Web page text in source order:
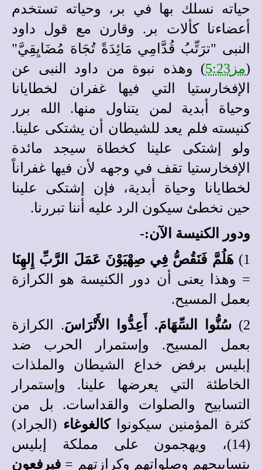
حياته نسلك بها في بر، وحياته تستخدم
أعضاءنا كألات بر. وقارن مع قول داود
النبى "ترَتِّبُ قُدَّامِي مَائِدَةً تُجَاهَ مُضَايِقِيَّ"
(مز5:23
) وهذه نبوة من داود النبى عن
الإفخارستيا التي فيها غفران لخطايانا
وحياة أبدية لمن يتناول منها. الله برر
كنيسته فلم يعد للشيطان أن يشتكى علينا.
ولو إشتكى علينا كخطاة سيجد مائدة
الإفخارستيا تقف في وجهه لأن فيها غفراناً
لخطايانا وحياة أبدية، فإن إشتكى علينا
حين نخطئ سيكون الرد عليه أننا تبررنا.
ودور الكنيسة الآن:-
1)
هَلُمَّ فَنَقُصُّ فِي صِهْيَوْنَ عَمَلَ الرَّبِّ إِلهِنَا
= وهذا يعنى أن دور الكنيسة هو الكرازة
بعمل المسيح.
2)
سُنُّوا السِّهَامَ. أَعِدُّوا الأَتْرَاسَ. الكرازة
بعمل المسيح. وإستمرار الحرب ضد
إبليس برفض خداع الشيطان والملذات
الخاطئة التي يعرضها علينا. وإستمرار
التسابيح والصلوات والقداسات. بل من
كثرة المؤمنين سيكونواكالغوغاء (الجراد)
(14)، ويهجمون على مملكة إبليس
بتسابيحهم وصلواتهم وكرازتهم = فيرفعون